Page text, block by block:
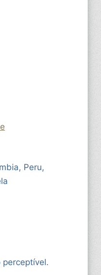
Peru,
perceptível.